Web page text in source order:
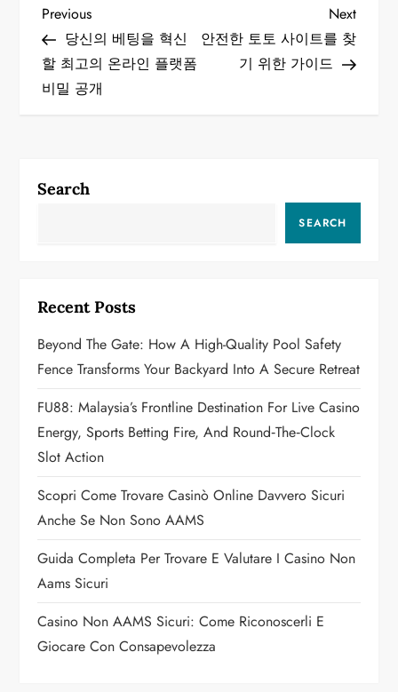
P
o
s
n
i
g
a
t
i
o
n
Previous
Post
Previous
당신의 베팅을 혁신
할 최고의 온라인 플랫폼
비밀 공개
Next
Post
Next
안전한 토토 사이트를 찾
기 위한 가이드
Search
SEARCH
Recent Posts
Beyond The Gate: How A High-Quality Pool Safety
Fence Transforms Your Backyard Into A Secure Retreat
FU88: Malaysia’s Frontline Destination For Live Casino
Energy, Sports Betting Fire, And Round‑the‑Clock
Slot Action
Scopri Come Trovare Casinò Online Davvero Sicuri
Anche Se Non Sono AAMS
Guida Completa Per Trovare E Valutare I Casino Non
Aams Sicuri
Casino Non AAMS Sicuri: Come Riconoscerli E
Giocare Con Consapevolezza